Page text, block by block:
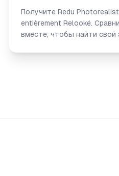
Получите Redu
entièrement Relooké.
вместе, чтобы найти свой